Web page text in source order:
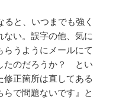
と、いつまでも強く
い。誤字の他、気に
うようにメールにて
たのだろうか？ とい
正箇所は直してある
で問題ないです』と